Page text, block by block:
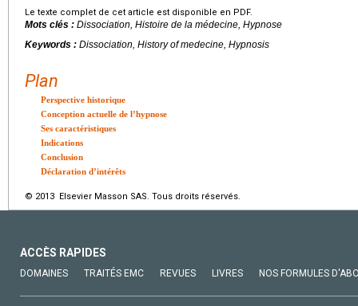
Le texte complet de cet article est disponible en PDF.
Mots clés : Dissociation, Histoire de la médecine, Hypnose
Keywords : Dissociation, History of medecine, Hypnosis
Plan
Perspective historique
Conception actuelle de l’hypnose
Ses caractéristiques
Indications
Conclusion
Déclaration d’intérêts
© 2013 Elsevier Masson SAS. Tous droits réservés.
ACCÈS RAPIDES
DOMAINES TRAITÉS EMC REVUES LIVRES NOS FORMULES